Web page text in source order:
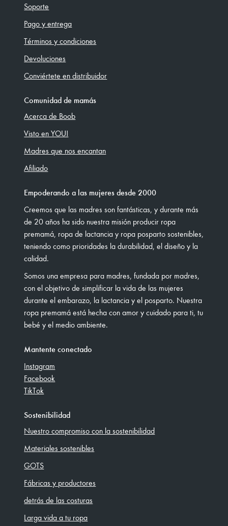
Soporte
Pago y entrega
Términos y condiciones
Devoluciones
Conviértete en distribuidor
Comunidad de mamás
Acerca de Boob
Visto en YOU!
Madres que nos encantan
Afiliado
Empoderando a las mujeres desde 2000
Creemos que las madres son fantásticas, y durante más
de 20 años ha sido nuestra misión producir ropa
premamá, ropa de lactancia y ropa posparto sostenibles,
teniendo como prioridades la durabilidad, el diseño y la
calidad.
Somos una empresa para madres, fundada por madres,
con el objetivo de simplificar la vida de las mujeres
durante el embarazo, la lactancia y el posparto. Nuestra
ropa premamá está hecha con amor y cuidado para ti, tu
bebé y el medio ambiente.
Mantente conectado
Instagram
Facebook
TikTok
Sostenibilidad
Nuestro compromiso con la sostenibilidad
Materiales sostenibles
GOTS
Fábricas y productores
detrás de las costuras
Larga vida a tu ropa